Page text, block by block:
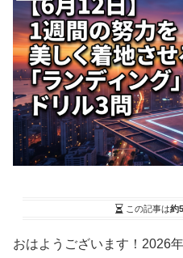
この記事は約
おはようございます！2026